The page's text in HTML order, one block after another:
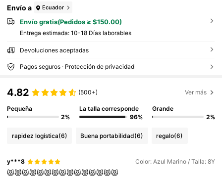
Envío a Ecuador
Envío gratis(Pedidos ≥ $150.00)
Entrega estimada: 10-18 Días laborables
Devoluciones aceptadas
Pagos seguros · Protección de privacidad
4.82 (500+) Ver más
Pequeña
2%
La talla corresponde
96%
Grande
2%
rapidez logística(6) Buena portabilidad(6) regalo(6)
y***8 Color: Azul Marino / Talla: 8Y
😻😻😻😻😻😻😻😻😻😻😻😻😻😻😻